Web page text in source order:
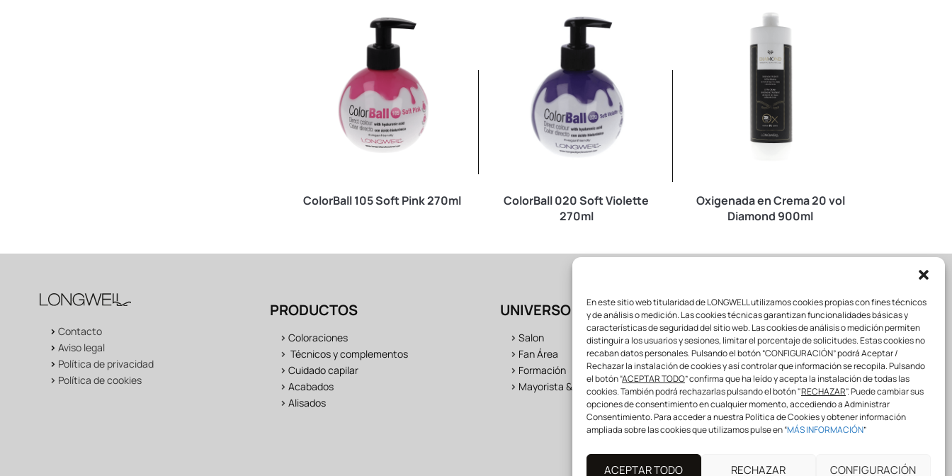
En este sitio web titularidad de LONGWELL utilizamos cookies propias con fines técnicos
y de análisis o medición. Las cookies técnicas garantizan funcionalidades básicas y
características de seguridad del sitio web. Las cookies de análisis o medición permiten
distinguir a los usuarios y sesiones, limitar el porcentaje de solicitudes. Estas cookies no
recaban datos personales. Pulsando el botón “CONFIGURACIÓN” podrá Aceptar /
Rechazar la instalación de cookies y así controlar que información se recopila. Pulsando
el botón “ACEPTAR TODO” confirma que ha leído y acepta la instalación de todas las
cookies. También podrá rechazarlas pulsando el botón "RECHAZAR". Puede cambiar sus
opciones de consentimiento en cualquier momento, accediendo a Administrar
Consentimiento. Para acceder a nuestra Política de Cookies y obtener información
ampliada sobre las cookies que utilizamos pulse en “MÁS INFORMACIÓN”
ACEPTAR TODO RECHAZAR CONFIGURACIÓN
ColorBall 105 Soft Pink 270ml
ColorBall 020 Soft Violette
270ml
Oxigenada en Crema 20 vol
Diamond 900ml
> Contacto
> Aviso legal
> Política de privacidad
> Política de cookies
PRODUCTOS
> Coloraciones
> Técnicos y complementos
> Cuidado capilar
> Acabados
> Alisados
UNIVERSO LONGWELL
> Salon
> Fan Área
> Formación
> Mayorista & distribuidor
SÍGUENOS
info@longwellprofessional.com
¡COMPARTE CON NOSOTROS!
#longwell#longwellspain
#Youareourinspiration#Longwellprofe